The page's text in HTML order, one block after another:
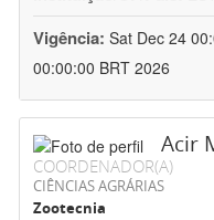
Vigência: Sat Dec 24
00:00:00 BRT 2026
Acir
COORDENADOR(A)
CIÊNCIAS AGRÁRIAS
Zootecnia